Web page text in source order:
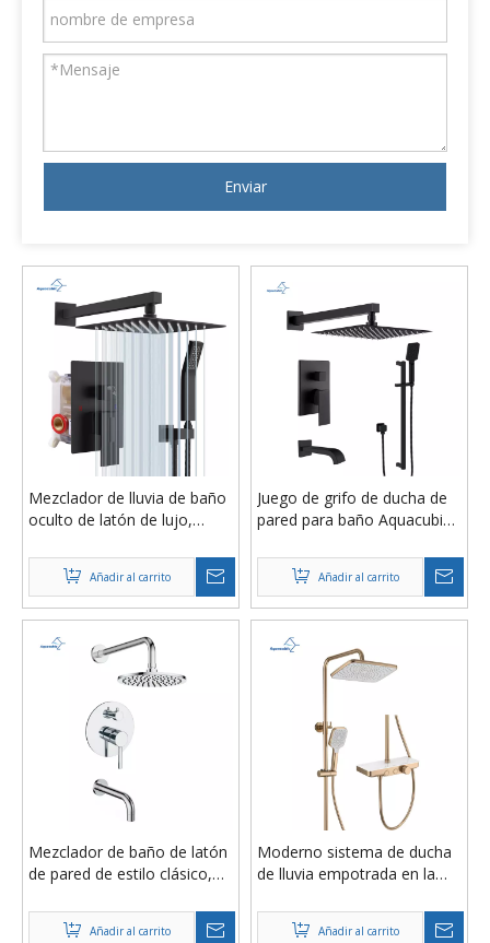
Enviar
Mezclador de lluvia de baño
oculto de latón de lujo,
grifo de ducha, sistema de
cabezal de ducha de lluvia
montado en la pared
Añadir al carrito
Juego de grifo de ducha de
pared para baño Aquacubic,
pulgadas con barra
deslizante y caño para
bañera
Añadir al carrito
Mezclador de baño de latón
de pared de estilo clásico,
grifo de ducha de lluvia
Añadir al carrito
Moderno sistema de ducha
de lluvia empotrada en la
termostáticos, control de
Añadir al carrito